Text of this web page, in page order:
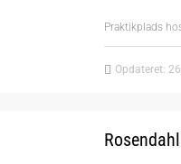
Praktikplads
Opdateret: